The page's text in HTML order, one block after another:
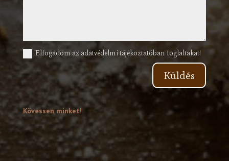
Elfogadom az adatvédelmi tájékoztatóban foglaltakat!
Küldés
Kövessen minket!